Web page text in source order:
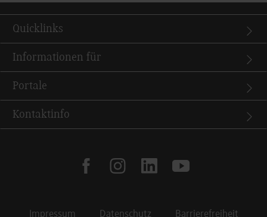
Quicklinks
Informationen für
Portale
Kontaktinfo
facebookinstagramlinkedin youtube